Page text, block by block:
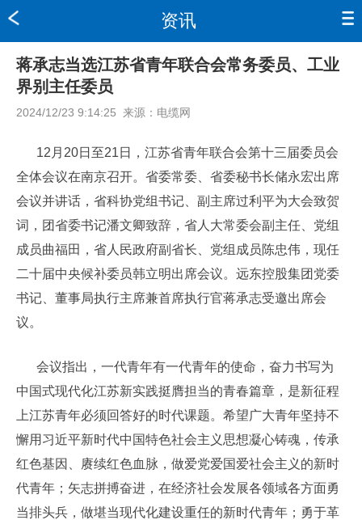
资讯
蒋承志当选江苏省青年联合会常务委员、工业
界别主任委员
2024/12/23 9:14:25 来源： 电缆网
12月20日至21日，江苏省青年联合会第十三届委员会
全体会议在南京召开。省委常委、省委秘书长储永宏出席
会议并讲话，省科协党组书记、副主席过利平为大会致贺
词，团省委书记潘文卿致辞，省人大常委会副主任、党组
成员曲福田，省人民政府副省长、党组成员陈忠伟，现任
二十届中央候补委员韩立明出席会议。远东控股集团党委
书记、董事局执行主席兼首席执行官蒋承志受邀出席会
议。
会议指出，一代青年有一代青年的使命，奋力书写为
中国式现代化江苏新实践挺膺担当的青春篇章，是新征程
上江苏青年必须回答好的时代课题。希望广大青年坚持不
懈用习近平新时代中国特色社会主义思想凝心铸魂，传承
红色基因、赓续红色血脉，做爱党爱国爱社会主义的新时
代青年；矢志拼搏奋进，在经济社会发展各领域各方面勇
当排头兵，做堪当现代化建设重任的新时代青年；勇于革